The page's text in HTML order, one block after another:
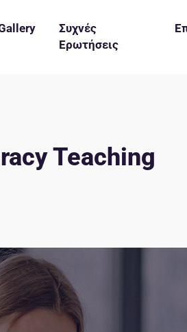
Συχνές
Ερωτήσεις
Teaching